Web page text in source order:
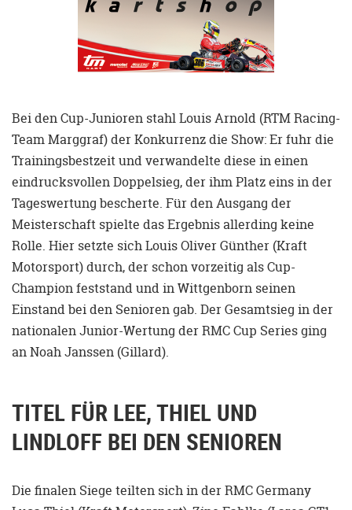
Bei den Cup-Junioren stahl Louis Arnold (RTM Racing-
Team Marggraf) der Konkurrenz die Show: Er fuhr die
Trainingsbestzeit und verwandelte diese in einen
eindrucksvollen Doppelsieg, der ihm Platz eins in der
Tageswertung bescherte. Für den Ausgang der
Meisterschaft spielte das Ergebnis allerding keine
Rolle. Hier setzte sich Louis Oliver Günther (Kraft
Motorsport) durch, der schon vorzeitig als Cup-
Champion feststand und in Wittgenborn seinen
Einstand bei den Senioren gab. Der Gesamtsieg in der
nationalen Junior-Wertung der RMC Cup Series ging
an Noah Janssen (Gillard).
TITEL FÜR LEE, THIEL UND
LINDLOFF BEI DEN SENIOREN
Die finalen Siege teilten sich in der RMC Germany